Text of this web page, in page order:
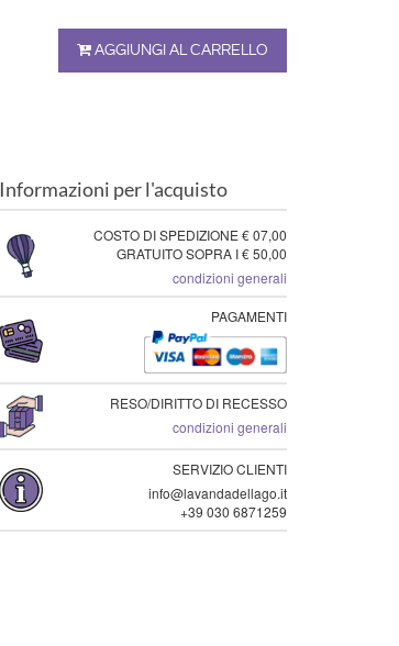
AGGIUNGI AL CARRELLO
Informazioni per l'acquisto
COSTO DI SPEDIZIONE € 07,00
GRATUITO SOPRA I € 50,00
condizioni generali
PAGAMENTI
RESO/DIRITTO DI RECESSO
condizioni generali
SERVIZIO CLIENTI
info@lavandadellago.it
+39 030 6871259